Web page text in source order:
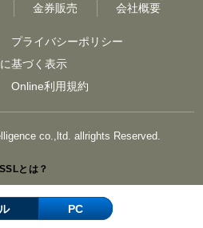
金券販売 会社概要
プライバシーポリシー
基づく表示
Online利用規約
co.,ltd. allrights Reserved.
SSLとは？
PC